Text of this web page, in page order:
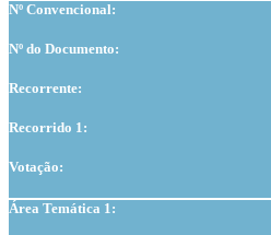
Nº Convencional:
Nº do Documento:
Recorrente:
Recorrido 1:
Votação:
Área Temática 1: